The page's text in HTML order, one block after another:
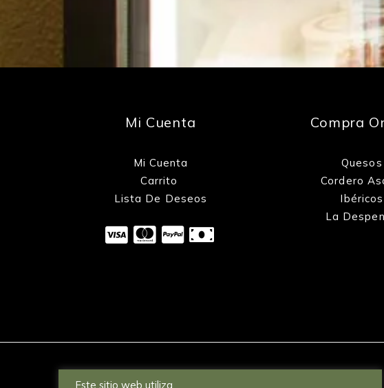
Mi Cuenta
Mi Cuenta
Carrito
Lista De Deseos
Compra
Quesos
Cordero
Ibéricos
La
Este sitio web utiliza